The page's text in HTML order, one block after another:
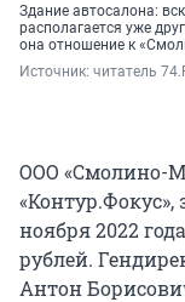
Здание автосалона:
располагается уже
она отношение к
Источник: читатель
ООО «Смолино-
«Контур.Фокус»,
ноября 2022
рублей.
Антон